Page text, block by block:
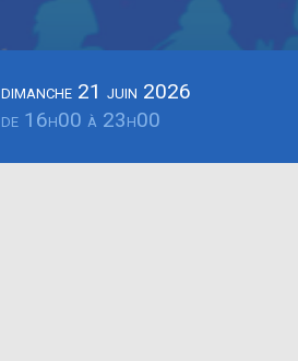
dimanche 21 juin 2026
de 16h00 à 23h00